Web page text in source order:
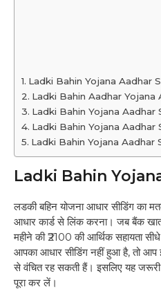
Ladki Bahin Yojana Aadhar
Ladki Bahin Aadhar Yojana
Ladki Bahin Yojana Aadhar
Ladki Bahin Yojana Aadhar
Ladki Bahin Yojana
Ladki Bahin
लडकी बहिन योजना आधार सीडिंग का
आधार कार्ड से लिंक करना। जब बैंक
महीने की ₹2100 की आर्थिक सहायता
आपका आधार सीडिंग नहीं हुआ है, तो आप
से वंचित रह सकती हैं। इसलिए यह
पूरा कर लें।